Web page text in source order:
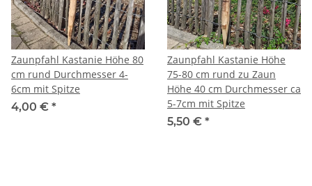
Zaunpfahl Kastanie Höhe 80
cm rund Durchmesser 4-
6cm mit Spitze
4,00 € *
Zaunpfahl Kastanie Höhe
75-80 cm rund zu Zaun
Höhe 40 cm Durchmesser ca
5-7cm mit Spitze
5,50 € *